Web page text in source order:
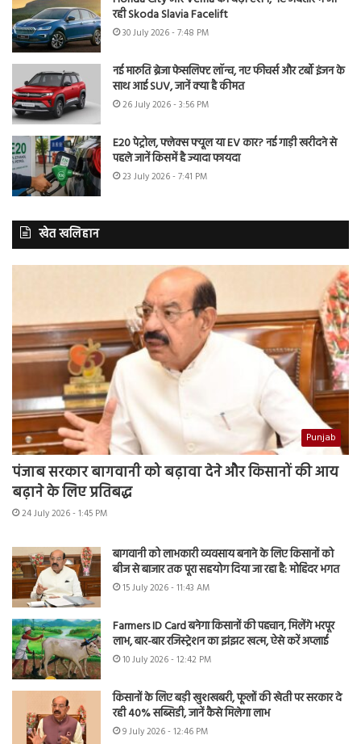
रही Skoda Slavia Facelift
30 July 2026 - 7:48 PM
नई मारुति ब्रेजा फेसलिफ्ट लॉन्च, नए फीचर्स और टर्बो इंजन के
साथ आई SUV, जानें क्या है कीमत
26 July 2026 - 3:56 PM
E20 पेट्रोल, फ्लेक्स फ्यूल या EV कार? नई गाड़ी खरीदने से
पहले जानें किसमें है ज्यादा फायदा
23 July 2026 - 7:41 PM
खेत खलिहान
Punjab
पंजाब सरकार बागवानी को बढ़ावा देने और किसानों की आय
बढ़ाने के लिए प्रतिबद्ध
24 July 2026 - 1:45 PM
बागवानी को लाभकारी व्यवसाय बनाने के लिए किसानों को
बीज से बाजार तक पूरा सहयोग दिया जा रहा है: मोहिंदर भगत
15 July 2026 - 11:43 AM
Farmers ID Card बनेगा किसानों की पहचान, मिलेंगे भरपूर
लाभ, बार-बार रजिस्ट्रेशन का झंझट खत्म, ऐसे करें अप्लाई
10 July 2026 - 12:42 PM
किसानों के लिए बड़ी खुशखबरी, फूलों की खेती पर सरकार दे
रही 40% सब्सिडी, जानें कैसे मिलेगा लाभ
9 July 2026 - 12:46 PM